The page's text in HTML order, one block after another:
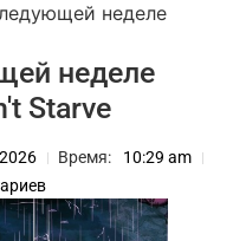
неделе
неделе
Starve
Время:
10:29 am